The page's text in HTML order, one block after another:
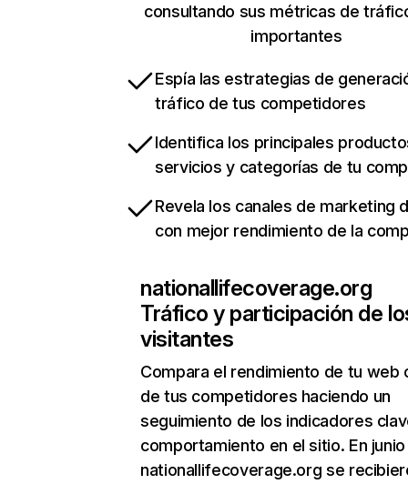
consultando sus métricas de
importantes
Espía las estrategias de
tráfico de tus competidores
Identifica los principales
servicios y categorías de tu
Revela los canales de marketing
con mejor rendimiento de la
nationallifecoverage.org
Tráfico y participación de
visitantes
Compara el rendimiento de tu web
de tus competidores haciendo un
seguimiento de los indicadores
comportamiento en el sitio. En junio
nationallifecoverage.org se